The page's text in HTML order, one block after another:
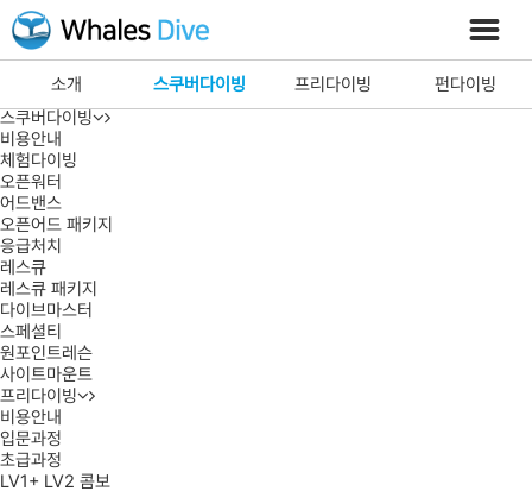
소개
인사말
강사소개
숙소소개
오시는길
스쿠버다이빙
비용안내
체험다이빙
오픈워터
어드밴스
오픈어드 패키지
응급처치
레스큐
레스큐 패키지
다이브마스터
스페셜티
원포인트레슨
사이트마운트
프리다이빙
비용안내
입문과정
초급과정
LV1+ LV2 콤보
소개 스쿠버다이빙 프리다이빙 펀다이빙